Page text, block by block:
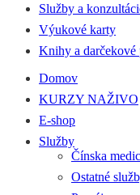
Služby a
Výukové karty
Knihy a darčekové
Domov
KURZY NAŽIVO
E-shop
Služby
Čínska
Ostatné